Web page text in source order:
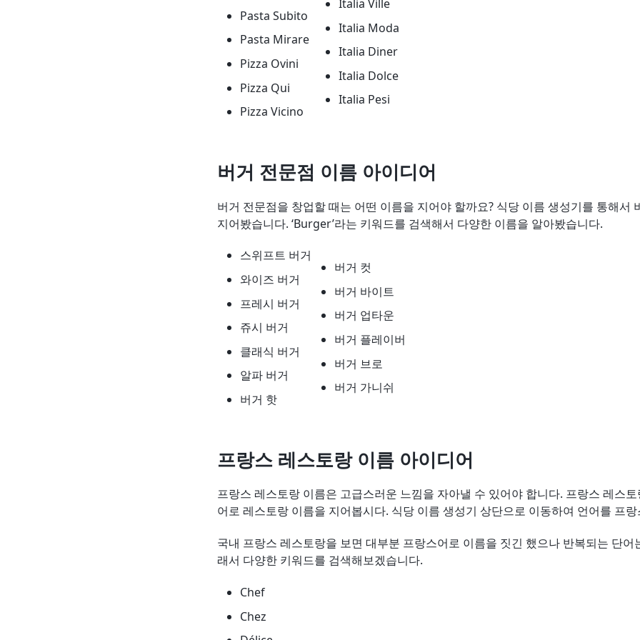
Pasta Subito
Pasta Mirare
Pizza Ovini
Pizza Qui
Pizza Vicino
Italia Ville
Italia Moda
Italia Diner
Italia Dolce
Italia Pesi
버거 전문점 이름 아이디어
버거 전문점을 창업할 때는 어떤 이름을 지어야 할까요? 식당 이름 생성기를 통해서
지어봤습니다. ‘Burger’라는 키워드를 검색해서 다양한 이름을 알아봤습니다.
스위프트 버거
와이즈 버거
프레시 버거
쥬시 버거
클래식 버거
알파 버거
버거 핫
버거 컷
버거 바이트
버거 업타운
버거 플레이버
버거 브로
버거 가니쉬
프랑스 레스토랑 이름 아이디어
프랑스 레스토랑 이름은 고급스러운 느낌을 자아낼 수 있어야 합니다. 프랑스 레스
어로 레스토랑 이름을 지어봅시다. 식당 이름 생성기 상단으로 이동하여 언어를 프
국내 프랑스 레스토랑을 보면 대부분 프랑스어로 이름을 짓긴 했으나 반복되는 단어
래서 다양한 키워드를 검색해보겠습니다.
Chef
Chez